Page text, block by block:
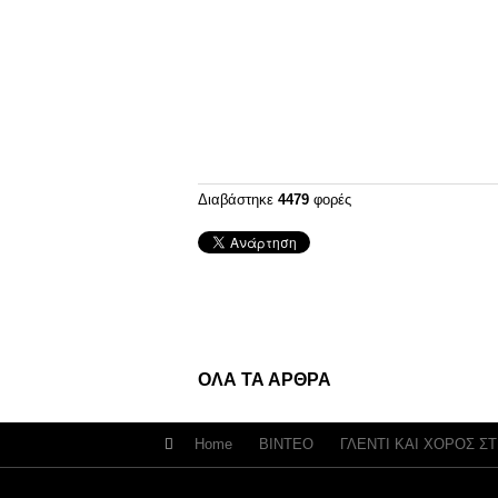
Διαβάστηκε 4479 φορές
ΟΛΑ ΤΑ ΑΡΘΡΑ
Home ΒΙΝΤΕΟ ΓΛΕΝΤΙ ΚΑΙ ΧΟΡΟΣ